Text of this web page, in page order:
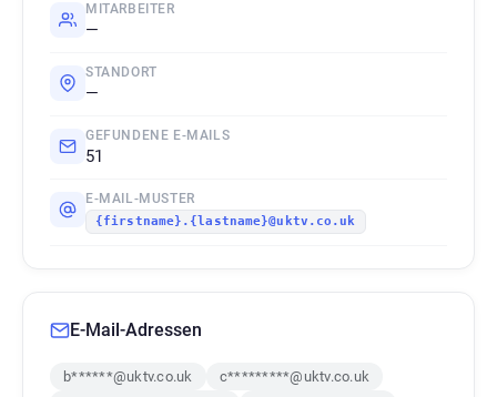
MITARBEITER
—
STANDORT
—
GEFUNDENE E-MAILS
51
E-MAIL-MUSTER
{firstname}.{lastname}@uktv.co.uk
E-Mail-Adressen
b******@uktv.co.uk
c*********@uktv.co.uk